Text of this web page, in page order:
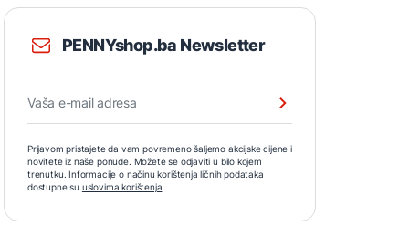
PENNYshop.ba Newsletter
Prijavom pristajete da vam povremeno šaljemo akcijske cijene i
novitete iz naše ponude. Možete se odjaviti u bilo kojem
trenutku. Informacije o načinu korištenja ličnih podataka
dostupne su uslovima korištenja.